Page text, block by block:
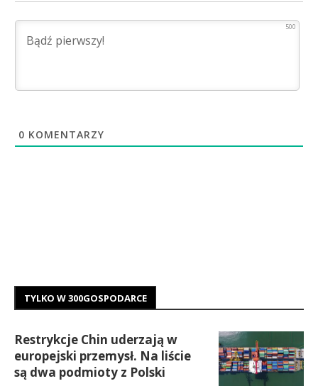
500
0 KOMENTARZY
TYLKO W 300GOSPODARCE
Restrykcje Chin uderzają w
europejski przemysł. Na liście
są dwa podmioty z Polski